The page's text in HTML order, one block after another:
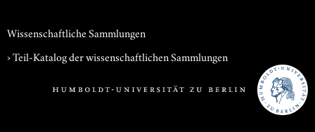
Wissenschaftliche Sammlungen
› Teil-Katalog der wissenschaftlichen Sammlungen